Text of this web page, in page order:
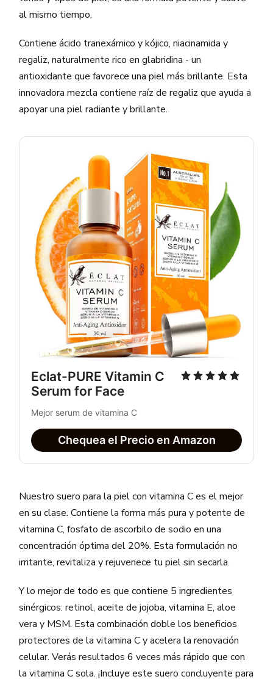
al mismo tiempo.
Contiene ácido tranexámico y kójico, niacinamida y
regaliz, naturalmente rico en glabridina - un
antioxidante que favorece una piel más brillante. Esta
innovadora mezcla contiene raíz de regaliz que ayuda a
apoyar una piel radiante y brillante.
Eclat-PURE Vitamin C
Serum for Face
Mejor serum de vitamina C
Chequea el Precio en Amazon
Nuestro suero para la piel con vitamina C es el mejor
en su clase. Contiene la forma más pura y potente de
vitamina C, fosfato de ascorbilo de sodio en una
concentración óptima del 20%. Esta formulación no
irritante, revitaliza y rejuvenece tu piel sin secarla.
Y lo mejor de todo es que contiene 5 ingredientes
sinérgicos: retinol, aceite de jojoba, vitamina E, aloe
vera y MSM. Esta combinación doble los beneficios
protectores de la vitamina C y acelera la renovación
celular. Verás resultados 6 veces más rápido que con
la vitamina C sola. ¡Incluye este suero concluyente para